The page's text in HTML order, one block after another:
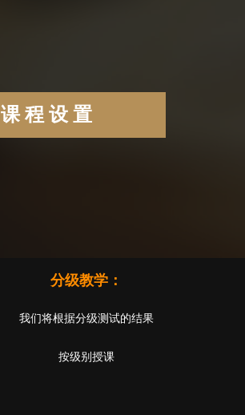
课 程 设 置
分级教学：
我们将根据分级测试的结果
按级别授课